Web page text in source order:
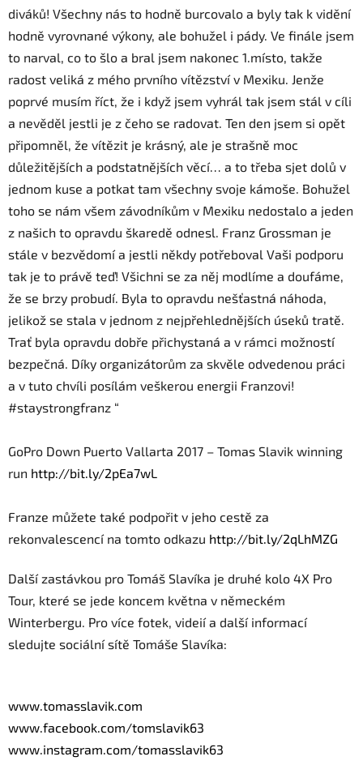
diváků! Všechny nás to hodně burcovalo a byly tak k vidění
hodně vyrovnané výkony, ale bohužel i pády. Ve finále jsem
to narval, co to šlo a bral jsem nakonec 1.místo, takže
radost veliká z mého prvního vítězství v Mexiku. Jenže
poprvé musím říct, že i když jsem vyhrál tak jsem stál v cíli
a nevěděl jestli je z čeho se radovat. Ten den jsem si opět
připomněl, že vítězit je krásný, ale je strašně moc
důležitějších a podstatnějších věcí… a to třeba sjet dolů v
jednom kuse a potkat tam všechny svoje kámoše. Bohužel
toho se nám všem závodníkům v Mexiku nedostalo a jeden
z našich to opravdu škaredě odnesl. Franz Grossman je
stále v bezvědomí a jestli někdy potřeboval Vaši podporu
tak je to právě teď! Všichni se za něj modlíme a doufáme,
že se brzy probudí. Byla to opravdu nešťastná náhoda,
jelikož se stala v jednom z nejpřehlednějších úseků tratě.
Trať byla opravdu dobře přichystaná a v rámci možností
bezpečná. Díky organizátorům za skvěle odvedenou práci
a v tuto chvíli posílám veškerou energii Franzovi!
#staystrongfranz “
GoPro Down Puerto Vallarta 2017 – Tomas Slavik winning
run http://bit.ly/2pEa7wL
Franze můžete také podpořit v jeho cestě za
rekonvalescencí na tomto odkazu http://bit.ly/2qLhMZG
Další zastávkou pro Tomáš Slavíka je druhé kolo 4X Pro
Tour, které se jede koncem května v německém
Winterbergu. Pro více fotek, videií a další informací
sledujte sociální sítě Tomáše Slavíka:
www.tomasslavik.com
www.facebook.com/tomslavik63
www.instagram.com/tomasslavik63